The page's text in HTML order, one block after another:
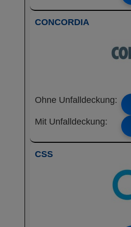
CONCORDIA
Ohne Unfalldeckung:
Mit Unfalldeckung:
CSS